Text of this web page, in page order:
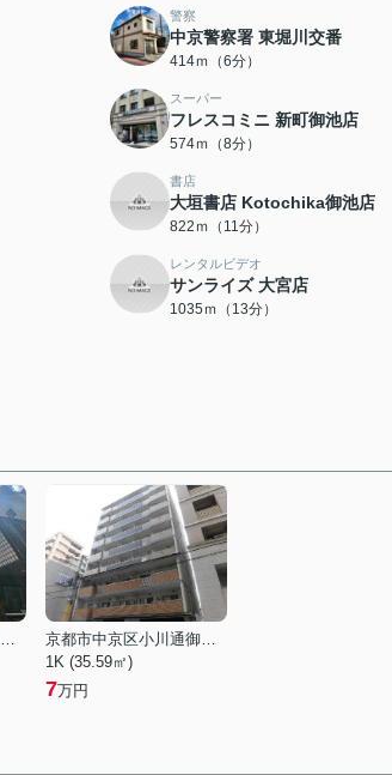
警察
中京警察署 東堀川交番
414ｍ（6分）
スーパー
フレスコミニ 新町御池店
574ｍ（8分）
書店
大垣書店 Kotochika御池店
822ｍ（11分）
レンタルビデオ
サンライズ 大宮店
1035ｍ（13分）
京都市中京区六角通室町西入玉蔵町
京都市中京区小川通御池上る下古城町
1K (35.59㎡)
7万円